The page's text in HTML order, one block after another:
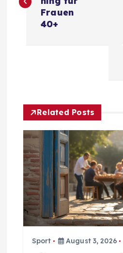
g
s
n
a
v
Frauen
40+
Related Posts
Sport August 3, 2026